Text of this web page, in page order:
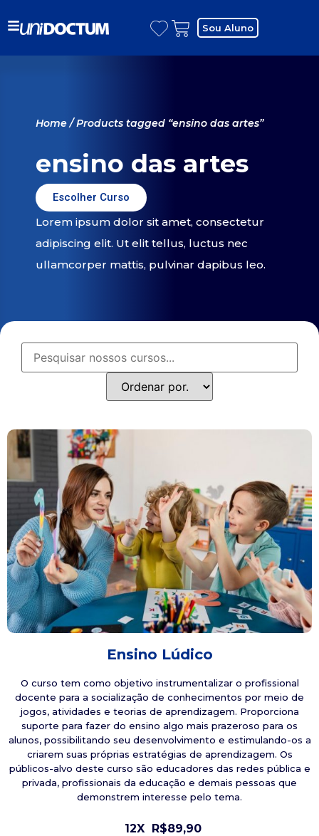
Sou Aluno
Home/ Products tagged “ensino das artes”
ensino das artes
Escolher Curso
Lorem ipsum dolor sit amet, consectetur
adipiscing elit. Ut elit tellus, luctus nec
ullamcorper mattis, pulvinar dapibus leo.
Ensino Lúdico
O curso tem como objetivo instrumentalizar o profissional
docente para a socialização de conhecimentos por meio de
jogos, atividades e teorias de aprendizagem. Proporciona
suporte para fazer do ensino algo mais prazeroso para os
alunos, possibilitando seu desenvolvimento e estimulando-os a
criarem suas próprias estratégias de aprendizagem. Os
públicos-alvo deste curso são educadores das redes pública e
privada, profissionais da educação e demais pessoas que
demonstrem interesse pelo tema.
12X R$89,90